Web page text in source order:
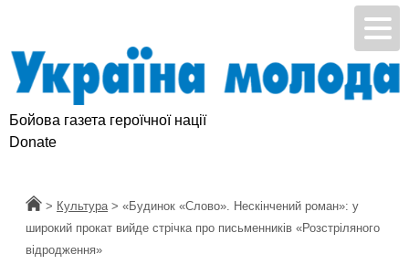
Бойова газета героїчної нації
Donate
Головна
> Культура > «Будинок «Слово». Нескінчений роман»: у
широкий прокат вийде стрічка про письменників «Розстріляного
відродження»